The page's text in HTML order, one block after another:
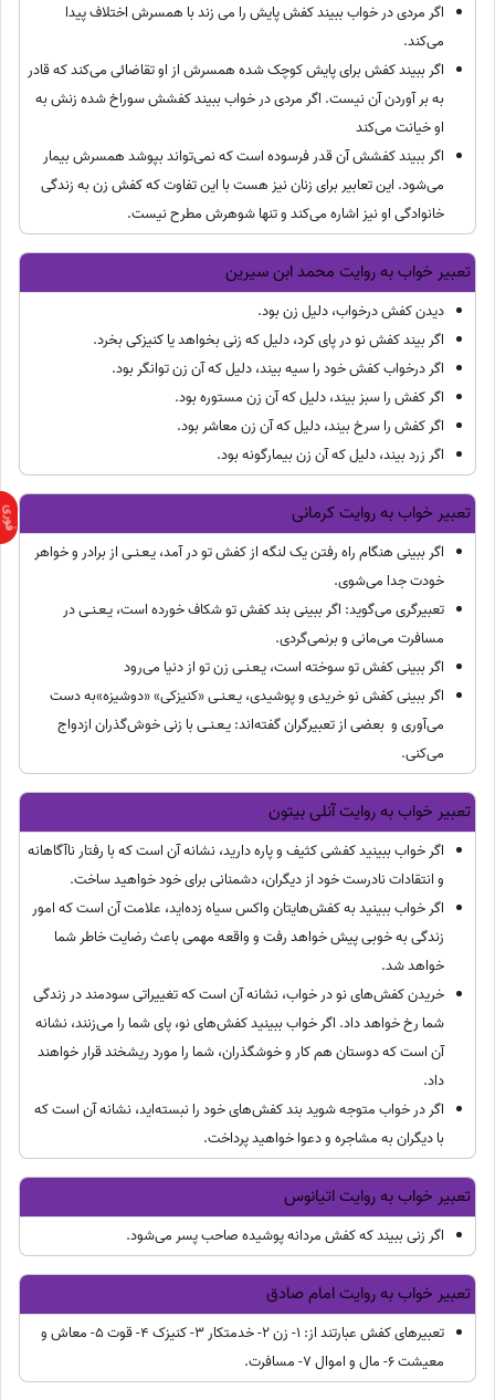
اگر مردی در خواب ببیند کفش پایش را می زند با همسرش اختلاف پیدا
می‌کند.
اگر ببیند کفش برای پایش کوچک شده همسرش از او تقاضائی می‌کند که قادر
به بر آوردن آن نیست. اگر مردی در خواب ببیند کفشش سوراخ شده زنش به
او خیانت می‌کند
اگر ببیند کفشش آن قدر فرسوده است که نمی‌تواند بپوشد همسرش بیمار
می‌شود. این تعابیر برای زنان نیز هست با این تفاوت که کفش زن به زندگی
خانوادگی او نیز اشاره می‌کند و تنها شوهرش مطرح نیست.
تعبیر خواب به روایت محمد ابن سیرین
دیدن کفش درخواب، دلیل زن بود.
اگر بیند کفش نو در پای کرد، دلیل که زنی بخواهد یا کنیزکی بخرد.
اگر درخواب کفش خود را سیه بیند، دلیل که آن زن توانگر بود.
اگر کفش را سبز بیند، دلیل که آن زن مستوره بود.
اگر کفش را سرخ بیند، دلیل که آن زن معاشر بود.
اگر زرد بیند، دلیل که آن زن بیمارگونه بود.
تعبیر خواب به روایت کرمانی
اگر ببینی هنگام راه رفتن یک لنگه از کفش تو در آمد، یـعـنـی از برادر و خواهر
خودت جدا می‌شوی.
تعبیرگری می‌گوید: اگر ببینی بند کفش تو شکاف خورده است، یـعـنـی در
مسافرت می‌مانی و برنمی‌گردی.
اگر ببینی کفش تو سوخته است، یـعـنـی زن تو از دنیا می‌رود
اگر ببینی کفش نو خریدی و پوشیدی، یـعـنـی «کنیزکی» «دوشیزه»به دست
می‌آوری و ‌‌‌‌‌ بعضی از تعبیرگران گفته‌اند: یـعـنـی با زنی خوش‌گذران ازدواج
می‌کنی.
تعبیر خواب به روایت آنلی بیتون
اگر خواب ببینید کفشی کثیف و پاره دارید، نشانه آن است که با رفتار ناآگاهانه
و انتقادات نادرست خود از دیگران، دشمنانی برای خود خواهید ساخت.
اگر خواب ببینید به کفش‌هایتان واکس سیاه زده‌اید، علامت آن است که امور
زندگی به خوبی پیش خواهد رفت و واقعه مهمی باعث رضایت خاطر شما
خواهد شد.
خریدن کفش‌های نو در خواب، نشانه آن است که تغییراتی سودمند در زندگی
شما رخ خواهد داد. اگر خواب ببینید کفش‌های نو، پای شما را می‌زنند، نشانه
آن است که دوستان هم کار و خوشگذران، شما را مورد ریشخند قرار خواهند
داد.
اگر در خواب متوجه شوید بند کفش‌های خود را نبسته‌اید، نشانه آن است که
با دیگران به مشاجره و دعوا خواهید پرداخت.
تعبیر خواب به روایت اتیانوس
اگر زنی ببیند که کفش مردانه پوشیده صاحب پسر می‌شود.
تعبیر خواب به روایت امام صادق
تعبیرهای کفش عبارتند از: 1- زن 2- خدمتکار 3- کنیزک 4- قوت 5- معاش و
معیشت 6- مال و اموال 7- مسافرت.